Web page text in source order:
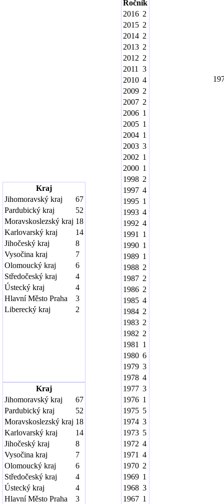
Kraj
Jihomoravský kraj
67
Pardubický kraj
52
Moravskoslezský kraj 18
Karlovarský kraj
14
Jihočeský kraj
8
Vysočina kraj
7
Olomoucký kraj
6
Středočeský kraj
4
Ústecký kraj
4
Hlavní Město Praha
3
Liberecký kraj
2
Kraj
Jihomoravský kraj
67
Pardubický kraj
52
Moravskoslezský kraj 18
Karlovarský kraj
14
Jihočeský kraj
8
Vysočina kraj
7
Olomoucký kraj
6
Středočeský kraj
4
Ústecký kraj
4
Hlavní Město Praha
3
Ročník
2016 2
2015 2
2014 2
2013 2
2012 2
2011
3
2010 4
2009 2
2007 2
2006 1
2005 1
2004 1
2003 3
2002 1
2000 1
1998 2
1997 4
1995 1
1993 4
1992 4
1991
1
1990 1
1989 1
1988 2
1987 2
1986 2
1985 4
1984 2
1983 2
1982 2
1981
1
1980 6
1979 3
1978 4
1977 3
1976 1
1975 5
1974 3
1973 5
1972 4
1971 4
1970 2
1969 1
1968 3
1967 1